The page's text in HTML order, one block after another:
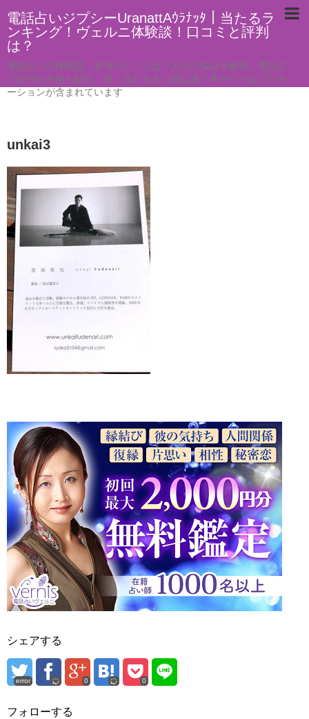
電話占いジプシーUranattAｳﾗﾅｯﾀ｜当たるラ
ンキング！ヴェルニ体験談！口コミと評判
は？
電話占いの体験談。本当のところは？人生の悩みを解決。電話占
い以外の占術も紹介。良く当たる占い師は誰？本サイトはプロモ
ーションが含まれています
unkai3
シェアする
error 0 0
フォローする